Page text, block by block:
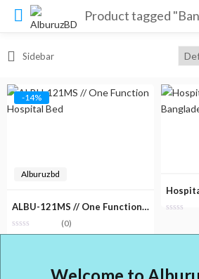
Sidebar
-14%
Alburuzbd
ALBU-121MS // One Function Hospital Bed
(0)
Original
was:
Current
is: